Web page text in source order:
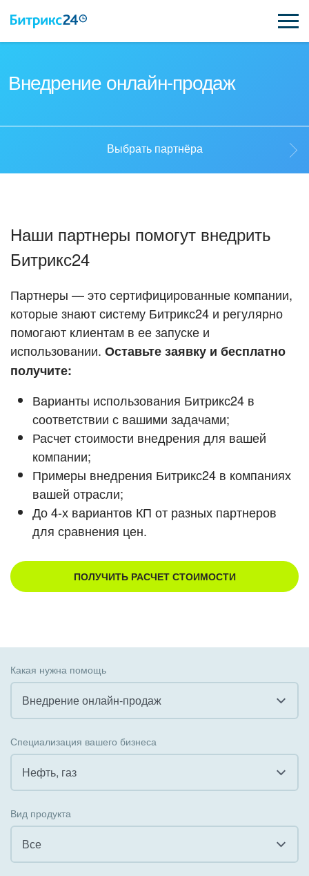
ПОЛУЧИТЬ БЕСПЛАТНО
ВХОД
ВХОД
Внедрение онлайн-продаж
Стать партнёром
Кейсы партнеров
Смотреть видеокейсы
Выбрать партнёра
Наши партнеры помогут внедрить
Битрикс24
Партнеры — это сертифицированные компании,
которые знают систему Битрикс24 и регулярно
помогают клиентам в ее запуске и
использовании. Оставьте заявку и бесплатно
получите:
Варианты использования Битрикс24 в
соответствии с вашими задачами;
Расчет стоимости внедрения для вашей
компании;
Примеры внедрения Битрикс24 в компаниях
вашей отрасли;
До 4-х вариантов КП от разных партнеров
для сравнения цен.
ПОЛУЧИТЬ РАСЧЕТ СТОИМОСТИ
Какая нужна помощь
Внедрение онлайн-продаж
Внедрение КЭДО
Интеграция с 1С
Специализация вашего бизнеса
Нефть, газ
Государственные организации
Вид продукта
Все